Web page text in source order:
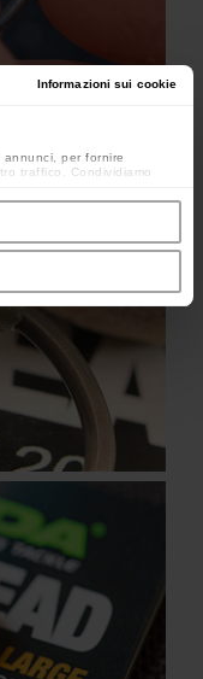
Informazioni sui cookie
per fornire
traffico. Condividiamo
media, i quali potrebbero
o che hanno raccolto dal